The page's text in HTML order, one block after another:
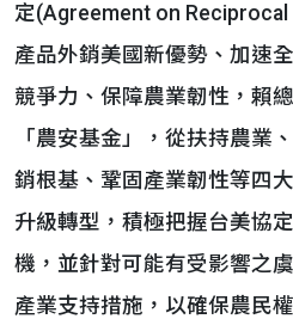
定(Agreement on
產品外銷美國新優勢、加速
競爭力、保障農業韌性，賴
「農安基金」，從扶持農業
銷根基、鞏固產業韌性等四
升級轉型，積極把握台美協
機，並針對可能有受影響之
產業支持措施，以確保農民